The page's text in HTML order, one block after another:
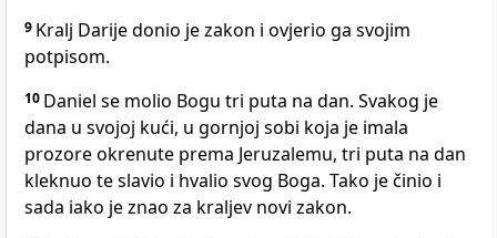
9 Kralj Darije donio je zakon i ovjerio ga svojim
potpisom.
10 Daniel se molio Bogu tri puta na dan. Svakog je
dana u svojoj kući, u gornjoj sobi koja je imala
prozore okrenute prema Jeruzalemu, tri puta na dan
kleknuo te slavio i hvalio svog Boga. Tako je činio i
sada iako je znao za kraljev novi zakon.